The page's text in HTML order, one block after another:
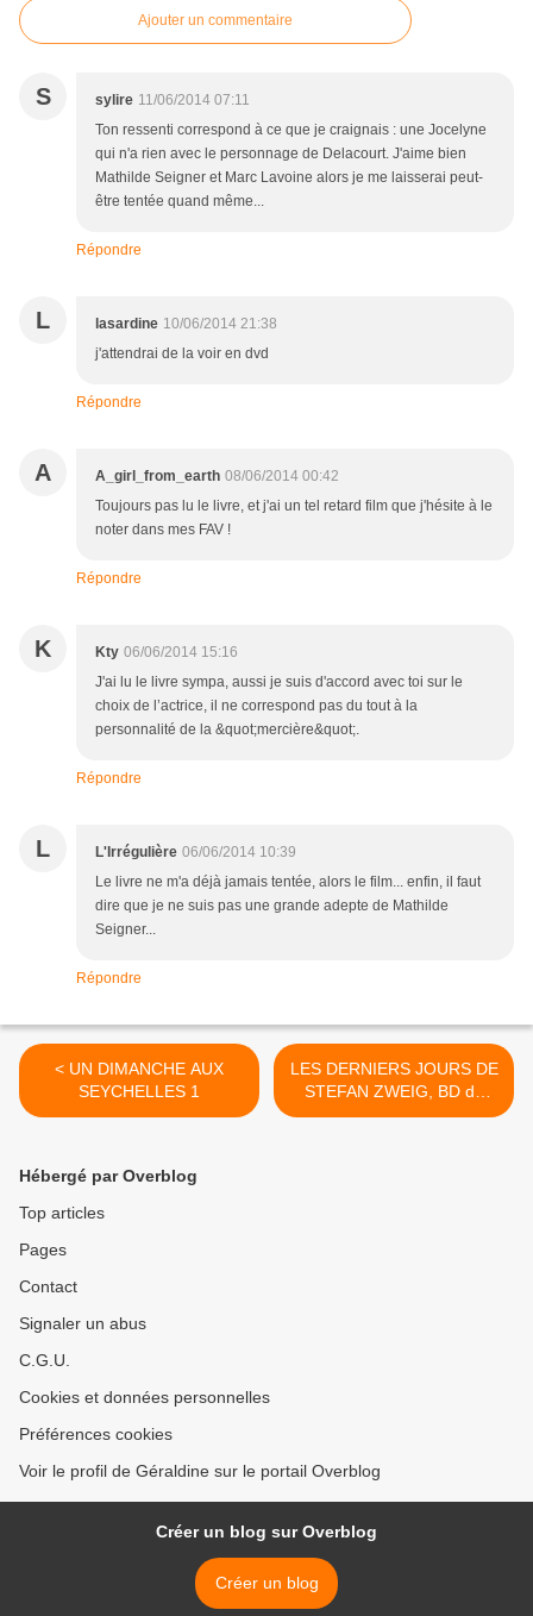
Ajouter un commentaire
S sylire 11/06/2014 07:11
Ton ressenti correspond à ce que je craignais : une Jocelyne
qui n'a rien avec le personnage de Delacourt. J'aime bien
Mathilde Seigner et Marc Lavoine alors je me laisserai peut-
être tentée quand même...
Répondre
L lasardine 10/06/2014 21:38
j'attendrai de la voir en dvd
Répondre
A A_girl_from_earth 08/06/2014 00:42
Toujours pas lu le livre, et j'ai un tel retard film que j'hésite à le
noter dans mes FAV !
Répondre
K Kty 06/06/2014 15:16
J'ai lu le livre sympa, aussi je suis d'accord avec toi sur le
choix de l’actrice, il ne correspond pas du tout à la
personnalité de la &quot;mercière&quot;.
Répondre
L L'Irrégulière 06/06/2014 10:39
Le livre ne m'a déjà jamais tentée, alors le film... enfin, il faut
dire que je ne suis pas une grande adepte de Mathilde
Seigner...
Répondre
< UN DIMANCHE AUX
SEYCHELLES 1
LES DERNIERS JOURS DE
STEFAN ZWEIG, BD de
SOREL et SEKZIK >
Hébergé par Overblog
Top articles
Pages
Contact
Signaler un abus
C.G.U.
Cookies et données personnelles
Préférences cookies
Voir le profil de Géraldine sur le portail Overblog
Créer un blog sur Overblog
Créer un blog